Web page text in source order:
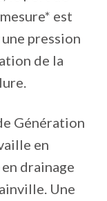
est
pression
de la
Génération
en
drainage
Une